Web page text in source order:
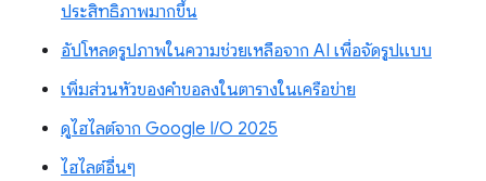
ประสิทธิภาพมากขึ้น
อัปโหลดรูปภาพในความช่วยเหลือจาก AI เพื่อจัดรูปแบบ
เพิ่มส่วนหัวของคำขอลงในตารางในเครือข่าย
ดูไฮไลต์จาก Google I/O 2025
ไฮไลต์อื่นๆ